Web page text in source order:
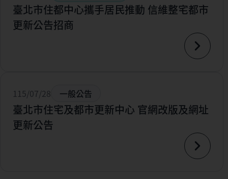
臺北市住都中心攜手居民推動 信維整宅都市
更新公告招商
115/07/28 一般公告
臺北市住宅及都市更新中心 官網改版及網址
更新公告